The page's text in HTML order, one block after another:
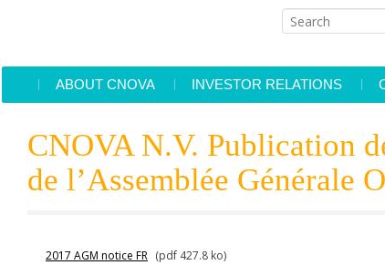
ABOUT CNOVA
Facts & figures
Our websites
INVESTOR RELATIONS
Financial information
Press releases
CNOVA N.V. Publication
de l’Assemblée Générale
2017 AGM notice FR (pdf 427.8 ko)